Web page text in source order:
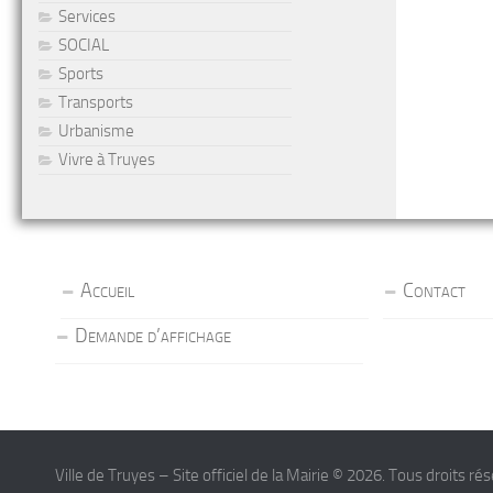
Services
SOCIAL
Sports
Transports
Urbanisme
Vivre à Truyes
Accueil Contact
Demande d’affichage
Ville de Truyes – Site officiel de la Mairie © 2026. Tous droits